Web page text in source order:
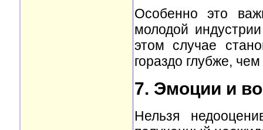
Особенно это
молодой
этом случае
гораздо глубже,
7. Эмоции и
Нельзя